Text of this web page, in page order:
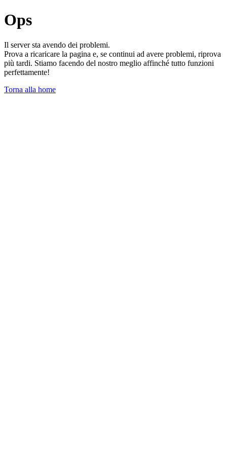
Ops
Il server sta avendo dei problemi.
Prova a ricaricare la pagina e, se continui ad avere problemi, riprova
più tardi. Stiamo facendo del nostro meglio affinché tutto funzioni
perfettamente!
Torna alla home